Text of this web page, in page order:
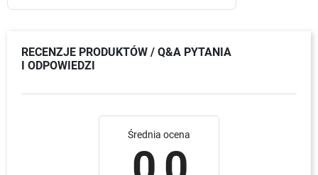
RECENZJE PRODUKTÓW / Q&A PYTANIA
I ODPOWIEDZI
Średnia ocena